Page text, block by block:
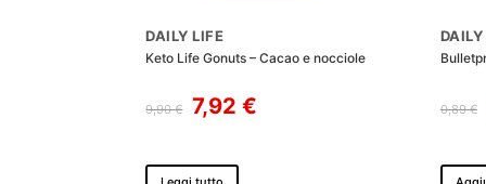
DAILY LIFE
Keto Life Gonuts – Cacao e nocciole
9,90€
Il
era:
7,92€
DAILY
0,89€